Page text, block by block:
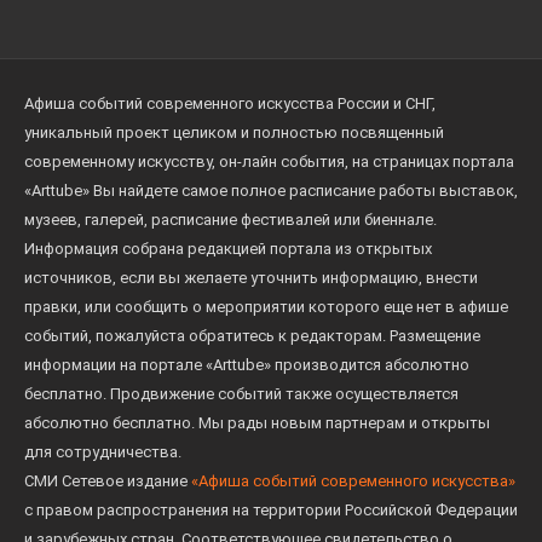
ценное животное, обладание которым
подчеркивает высокий социальный статус
владельца. Однако всадник, изображенный на
фреске из Воронежского музея, — не просто воин,
а воин-победитель, возвращающийся с поля боя, о
чем красноречиво свидетельствует его трофей.
Из-за фрагментированного состояния фрески
невозможно предположить, сопровождался ли
воин другими фигурами, однако мотив
возвращения с трофеем указывает на обретение
им статуса героя. Кроме того, в символическом
измерении всадник и его триумф могли
ассоциироваться с благополучным переходом в
Афиша событий современного искусства России и СНГ,
уникальный проект целиком и полностью посвященный
современному искусству, он-лайн события, на страницах портала
«Arttube» Вы найдете самое полное расписание работы выставок,
музеев, галерей, расписание фестивалей или биеннале.
Информация собрана редакцией портала из открытых
источников, если вы желаете уточнить информацию, внести
правки, или сообщить о мероприятии которого еще нет в афише
событий, пожалуйста обратитесь к редакторам. Размещение
информации на портале «Arttube» производится абсолютно
бесплатно. Продвижение событий также осуществляется
абсолютно бесплатно. Мы рады новым партнерам и открыты
для сотрудничества.
СМИ Сетевое издание «Афиша событий современного искусства»
с правом распространения на территории Российской Федерации